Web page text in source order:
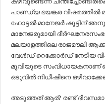
പാണ്ഡ്യ ഭയങ്കര വിഷമത്തിൽ
ഹോട്ടൽ മാനേജർ ഷൂട്ടിന്
മാനേജരുമായി
മലയാളത്തിലെ രാജമൗലി
വേൾഡ് റെക്കോർഡ് നേടിയ
മൂവിയുടെ സംവിധായകനാണ്
ഒടുവിൽ നിധീഷിനെ
അടുത്തത് ആര്? രണ്ട്